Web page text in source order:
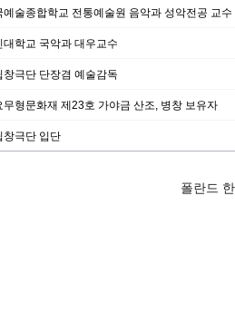
예술종합학교 전통예술원 음악과 성악전공 교수
대학교 국악과 대우교수
창극단 단장겸 예술감독
무형문화재 제23호 가야금 산조, 병창 보유자
창극단 입단
폴란드
드 한